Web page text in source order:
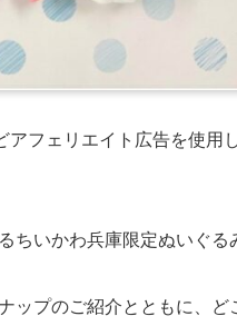
フェリエイト広告を使用
ちいかわ兵庫限定ぬいぐる
ップのご紹介とともに、